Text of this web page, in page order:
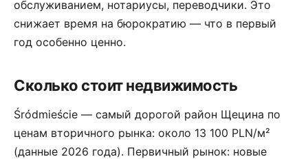
обслуживанием, нотариусы, переводчики. Это
снижает время на бюрократию — что в первый
год особенно ценно.
Сколько стоит недвижимость
Śródmieście — самый дорогой район Щецина по
ценам вторичного рынка: около 13 100 PLN/м²
(данные 2026 года). Первичный рынок: новые